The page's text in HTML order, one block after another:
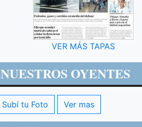
VER MÁS TAPAS
NUESTROS OYENTES
Subí tu Foto Ver mas